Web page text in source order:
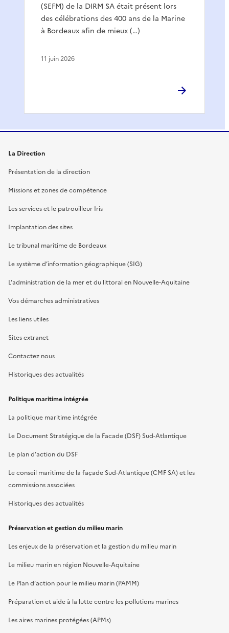
(SEFM) de la DIRM SA était présent lors
des célébrations des 400 ans de la Marine
à Bordeaux afin de mieux (…)
11 juin 2026
La Direction
Présentation de la direction
Missions et zones de compétence
Les services et le patrouilleur Iris
Implantation des sites
Le tribunal maritime de Bordeaux
Le système d’information géographique (SIG)
L’administration de la mer et du littoral en Nouvelle-Aquitaine
Vos démarches administratives
Les liens utiles
Sites extranet
Contactez nous
Historiques des actualités
Politique maritime intégrée
La politique maritime intégrée
Le Document Stratégique de la Facade (DSF) Sud-Atlantique
Le plan d’action du DSF
Le conseil maritime de la façade Sud-Atlantique (CMF SA) et les
commissions associées
Historiques des actualités
Préservation et gestion du milieu marin
Les enjeux de la préservation et la gestion du milieu marin
Le milieu marin en région Nouvelle-Aquitaine
Le Plan d’action pour le milieu marin (PAMM)
Préparation et aide à la lutte contre les pollutions marines
Les aires marines protégées (APMs)